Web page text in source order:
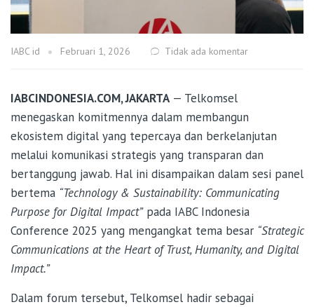
IABC id Februari 1, 2026 Tidak ada komentar
IABCINDONESIA.COM, JAKARTA — Telkomsel
menegaskan komitmennya dalam membangun
ekosistem digital yang tepercaya dan berkelanjutan
melalui komunikasi strategis yang transparan dan
bertanggung jawab. Hal ini disampaikan dalam sesi panel
bertema “Technology & Sustainability: Communicating
Purpose for Digital Impact”pada IABC Indonesia
Conference 2025 yang mengangkat tema besar “Strategic
Communications at the Heart of Trust, Humanity, and Digital
Impact.”
Dalam forum tersebut, Telkomsel hadir sebagai